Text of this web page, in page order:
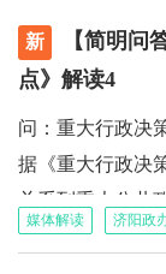
单位信息。这些
行、日常生活等
育部、卫健委、
态环境部以及国
新
【简明问
点》解读4
问：重大行政决
据《重大行政决
关系到重大公共
自然资源和文化
媒体解读 济阳政